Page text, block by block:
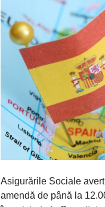
Asigurările Sociale
amendă de până la